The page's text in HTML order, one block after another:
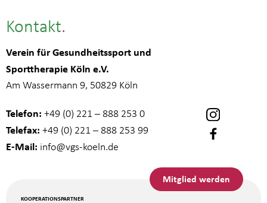
Kontakt
Verein für Gesundheitssport und
Sporttherapie Köln e.V.
Am Wassermann 9, 50829 Köln
Telefon: +49 (0) 221 – 888 253 0
Telefax: +49 (0) 221 – 888 253 99
E-Mail: info@vgs-koeln.de
Mitglied werden
KOOPERATIONSPARTNER